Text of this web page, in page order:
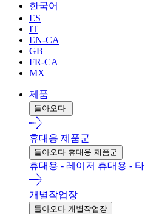
한국어
ES
IT
EN-CA
GB
FR-CA
MX
제품
돌아오다
휴대용 제품군
돌아오다 휴대용 제품군
휴대용 - 레이저 휴대용 - 타
개별작업장
돌아오다 개별작업장